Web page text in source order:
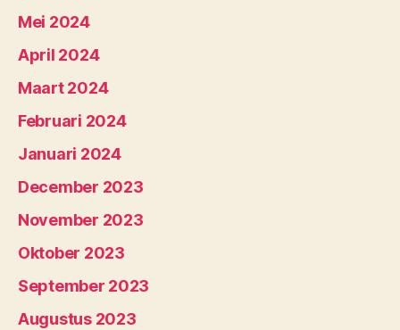
Mei 2024
April 2024
Maart 2024
Februari 2024
Januari 2024
December 2023
November 2023
Oktober 2023
September 2023
Augustus 2023